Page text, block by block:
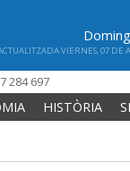
VIERNES, 07 DE
284 697
HISTÒRIA